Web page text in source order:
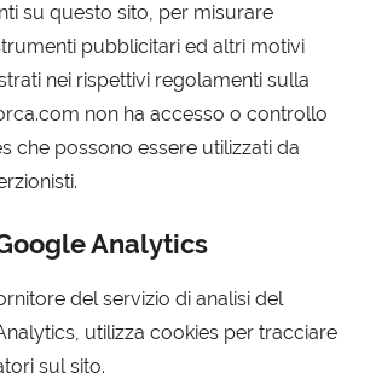
su questo sito, per misurare
pubblicitari ed altri motivi
nei rispettivi regolamenti sulla
non ha accesso o controllo
che possono essere utilizzati da
Analytics
del servizio di analisi del
utilizza cookies per tracciare
sul sito.